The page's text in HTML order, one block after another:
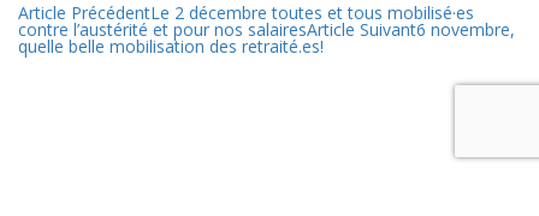
Article PrécédentLe 2 décembre toutes et tous mobilisé·es
contre l’austérité et pour nos salairesArticle Suivant6 novembre,
quelle belle mobilisation des retraité.es!